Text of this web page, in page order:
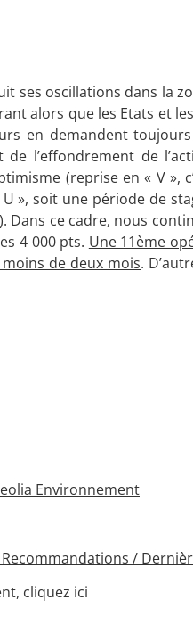
ses oscillations dans la
alors que les Etats et
en demandent
l’effondrement de
(reprise en « V »,
», soit une période de
ce cadre, nous
4 000 pts. Une 11ème
de deux mois.
eolia Environnement
/
cliquez ici